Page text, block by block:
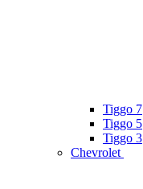
Tiggo 7
Tiggo 5
Tiggo 3
Chevrolet